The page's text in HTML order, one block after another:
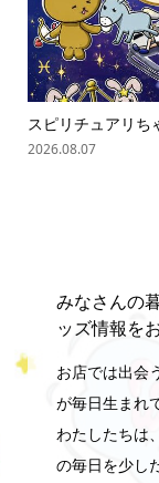
スピリチュアリち
2026.08.07
みなさんの
ッズ情報を
お店では出会
が毎日生まれ
わたしたちは
の毎日を少し